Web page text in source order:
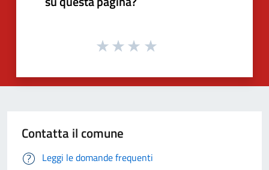
Contatta il comune
Leggi le domande frequenti